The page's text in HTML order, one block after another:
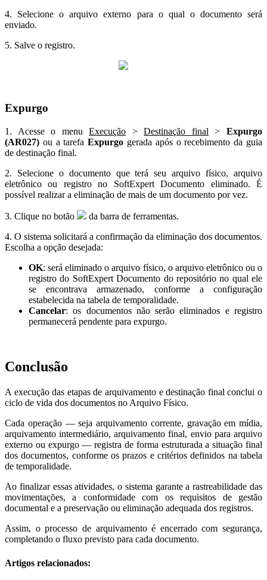
4. Selecione o arquivo externo para o qual o documento será
enviado.
5. Salve o registro.
Expurgo
1. Acesse o menuExecução >Destinação final >Expurgo
(AR027) ou a tarefaExpurgo gerada após o recebimento da guia
de destinação final.
2. Selecione o documento que terá seu arquivo físico, arquivo
eletrônico ou registro no SoftExpert Documento eliminado. É
possível realizar a eliminação de mais de um documento por vez.
3. Clique no botão
da barra de ferramentas.
4. O sistema solicitará a confirmação da eliminação dos documentos.
Escolha a opção desejada:
OK: será eliminado o arquivo físico, o arquivo eletrônico ou o
registro do SoftExpert Documento do repositório no qual ele
se encontrava armazenado, conforme a configuração
estabelecida na tabela de temporalidade.
Cancelar: os documentos não serão eliminados e registro
permanecerá pendente para expurgo.
Conclusão
A execução das etapas de arquivamento e destinação final conclui o
ciclo de vida dos documentos no Arquivo Físico.
Cada operação — seja arquivamento corrente, gravação em mídia,
arquivamento intermediário, arquivamento final, envio para arquivo
externo ou expurgo — registra de forma estruturada a situação final
dos documentos, conforme os prazos e critérios definidos na tabela
de temporalidade.
Ao finalizar essas atividades, o sistema garante a rastreabilidade das
movimentações, a conformidade com os requisitos de gestão
documental e a preservação ou eliminação adequada dos registros.
Assim, o processo de arquivamento é encerrado com segurança,
completando o fluxo previsto para cada documento.
Artigos relacionados: